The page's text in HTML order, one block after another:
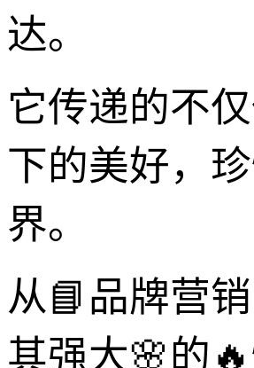
达。
它传递的不
下的美好，
界。
从📘品牌营
其强大🌸的